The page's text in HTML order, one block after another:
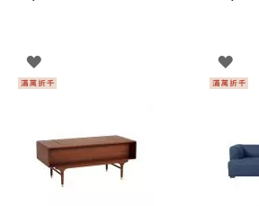
登
入
登
入